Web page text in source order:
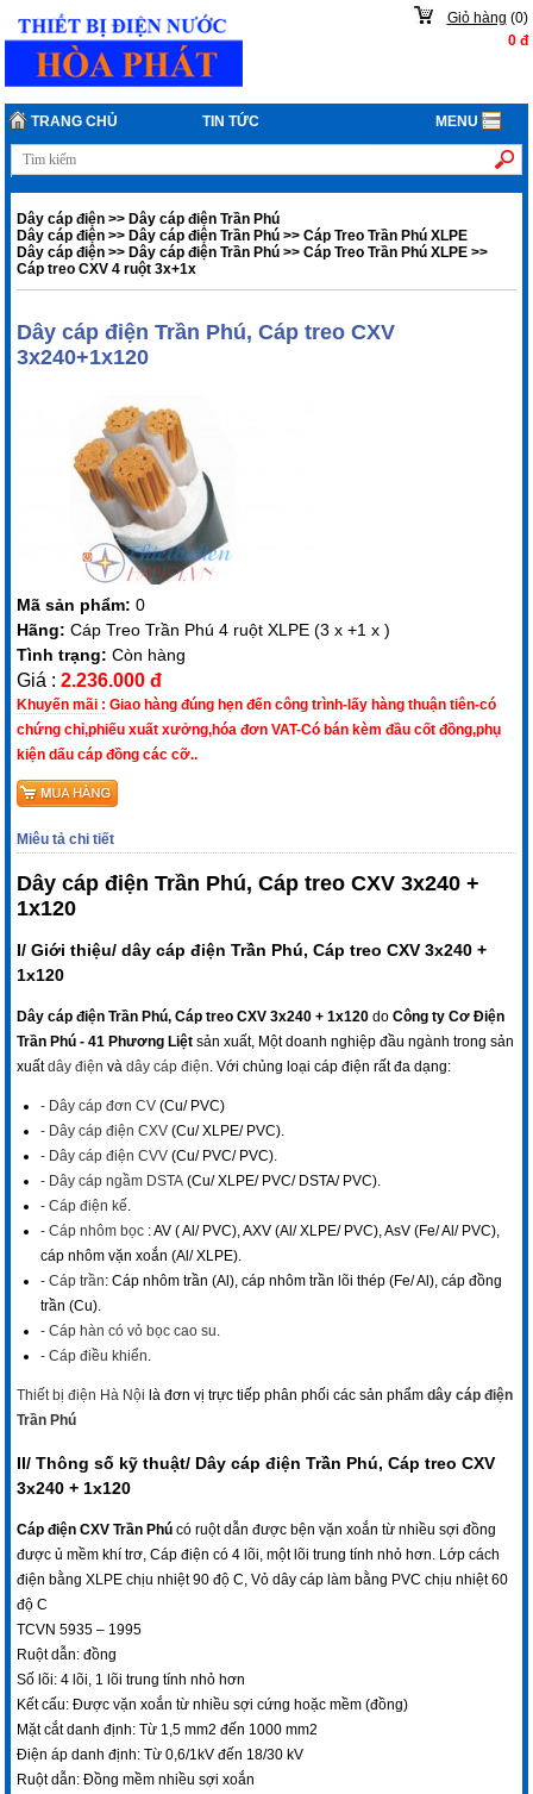
Giỏ hàng (0)
0đ
TRANG CHỦ TIN TỨC MENU
Dây cáp điện >>Dây cáp điện Trần Phú
Dây cáp điện >>Dây cáp điện Trần Phú >>Cáp Treo Trần Phú XLPE
Dây cáp điện >>Dây cáp điện Trần Phú >>Cáp Treo Trần Phú XLPE >>
Cáp treo CXV 4 ruột 3x+1x
Dây cáp điện Trần Phú, Cáp treo CXV
3x240+1x120
Mã sản phẩm:0
Hãng:Cáp Treo Trần Phú 4 ruột XLPE (3 x +1 x )
Tình trạng:Còn hàng
Giá :2.236.000 đ
Khuyến mãi : Giao hàng đúng hẹn đến công trình-lấy hàng thuận tiên-có
chứng chỉ,phiếu xuất xưởng,hóa đơn VAT-Có bán kèm đầu cốt đồng,phụ
kiện dấu cáp đồng các cỡ..
Miêu tả chi tiết
Dây cáp điện Trần Phú, Cáp treo CXV 3x240 +
1x120
I/ Giới thiệu/ dây cáp điện Trần Phú, Cáp treo CXV 3x240 +
1x120
Dây cáp điện Trần Phú, Cáp treo CXV 3x240 + 1x120 doCông ty Cơ Điện
Trần Phú - 41 Phương Liệt sản xuất, Một doanh nghiệp đầu ngành trong sản
xuấtdây điện vàdây cáp điện. Với chủng loại cáp điện rất đa dạng:
- Dây cáp đơn CV (Cu/ PVC)
- Dây cáp điện CXV(Cu/ XLPE/ PVC).
- Dây cáp điện CVV (Cu/ PVC/ PVC).
- Dây cáp ngầm DSTA (Cu/ XLPE/ PVC/ DSTA/ PVC).
- Cáp điện kế.
- Cáp nhôm bọc : AV ( Al/ PVC), AXV (Al/ XLPE/ PVC), AsV (Fe/ Al/ PVC),
cáp nhôm vặn xoắn (Al/ XLPE).
- Cáp trần: Cáp nhôm trần (Al), cáp nhôm trần lõi thép (Fe/ Al), cáp đồng
trần (Cu).
- Cáp hàn có vỏ bọc cao su.
- Cáp điều khiển.
Thiết bị điện Hà Nội là đơn vị trực tiếp phân phối các sản phẩmdây cáp điện
Trần Phú
II/ Thông số kỹ thuật/ Dây cáp điện Trần Phú, Cáp treo CXV
3x240 + 1x120
Cáp điện CXV Trần Phú có ruột dẫn được bện vặn xoắn từ nhiều sợi đồng
được ủ mềm khí trơ, Cáp điện có 4 lõi, một lõi trung tính nhỏ hơn. Lớp cách
điện bằng XLPE chịu nhiệt 90 độ C, Vỏ dây cáp làm bằng PVC chịu nhiệt 60
độ C
TCVN 5935 – 1995
Ruột dẫn: đồng
Số lõi: 4 lõi, 1 lõi trung tính nhỏ hơn
Kết cấu: Được vặn xoắn từ nhiều sợi cứng hoặc mềm (đồng)
Mặt cắt danh định: Từ 1,5 mm2 đến 1000 mm2
Điện áp danh định: Từ 0,6/1kV đến 18/30 kV
Ruột dẫn: Đồng mềm nhiều sợi xoắn